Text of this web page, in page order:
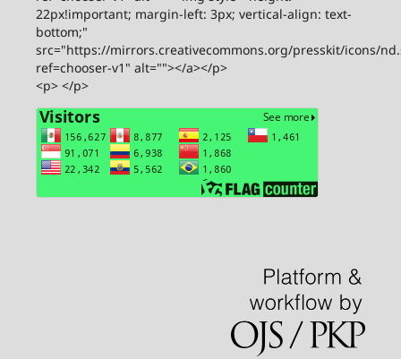
22px!important; margin-left: 3px; vertical-align: text-
bottom;"
src="https://mirrors.creativecommons.org/presskit/icons/
ref=chooser-v1" alt=""></a></p>
<p> </p>